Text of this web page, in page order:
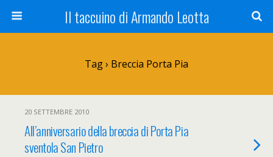
Il taccuino di Armando Leotta
Tag › Breccia Porta Pia
20 SETTEMBRE 2010
All’anniversario della breccia di Porta Pia
sventola San Pietro